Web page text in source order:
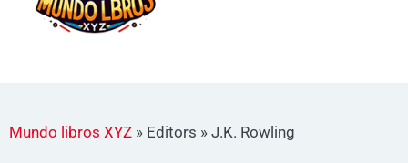
Mundo libros XYZ » Editors » J.K. Rowling